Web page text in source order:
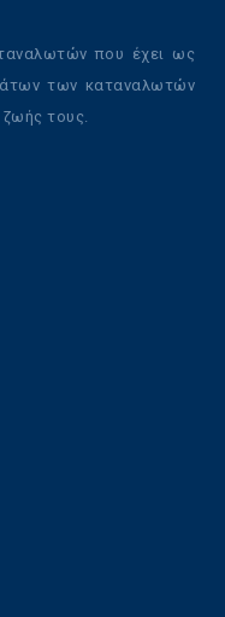
που έχει ως
των καταναλωτών
τους.